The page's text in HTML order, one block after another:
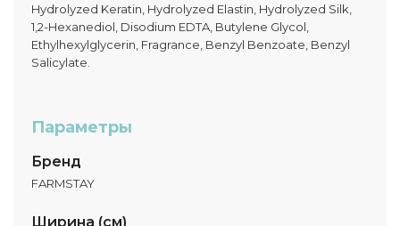
Hydrolyzed Keratin, Hydrolyzed Elastin, Hydrolyzed Silk,
1,2-Hexanediol, Disodium EDTA, Butylene Glycol,
Ethylhexylglycerin, Fragrance, Benzyl Benzoate, Benzyl
Salicylate.
Параметры
Бренд
FARMSTAY
Ширина (см)